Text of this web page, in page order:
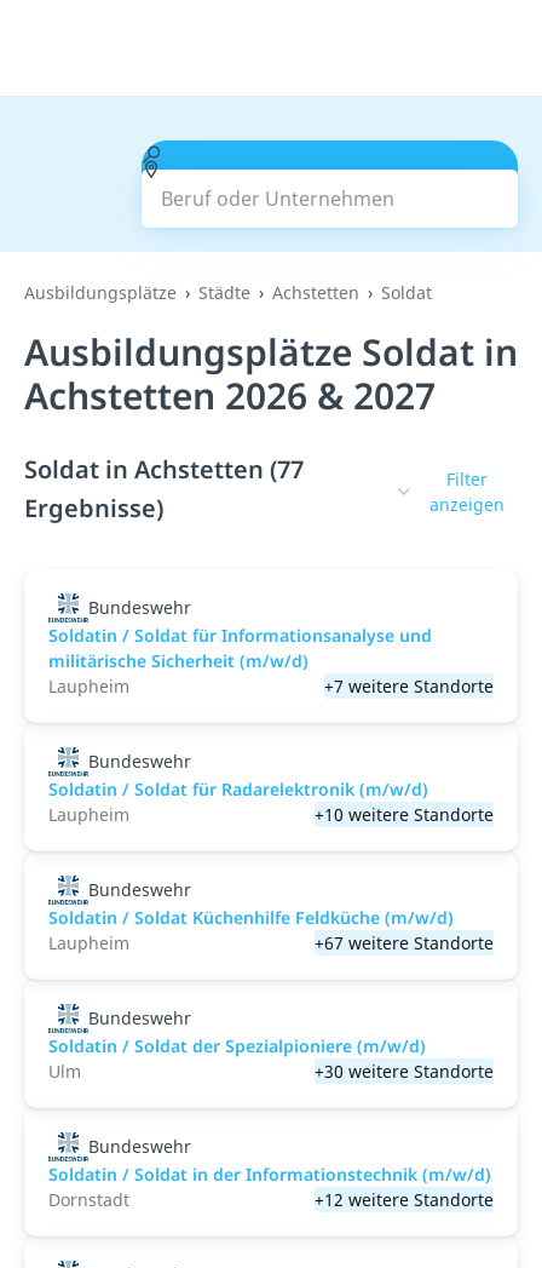
Beruf oder Unternehmen
Suchen
Ausbildungsplätze Städte Achstetten Soldat
Ausbildungsplätze Soldat in
Achstetten 2026 & 2027
Soldat in Achstetten (77
Ergebnisse)
Filter
anzeigen
Bundeswehr
Soldatin / Soldat für Informationsanalyse und
militärische Sicherheit (m/w/d)
Laupheim
+7 weitere Standorte
Bundeswehr
Soldatin / Soldat für Radarelektronik (m/w/d)
Laupheim
+10 weitere Standorte
Bundeswehr
Soldatin / Soldat Küchenhilfe Feldküche (m/w/d)
Laupheim
+67 weitere Standorte
Bundeswehr
Soldatin / Soldat der Spezialpioniere (m/w/d)
Ulm
+30 weitere Standorte
Bundeswehr
Soldatin / Soldat in der Infor­mations­technik (m/w/d)
Dornstadt
+12 weitere Standorte